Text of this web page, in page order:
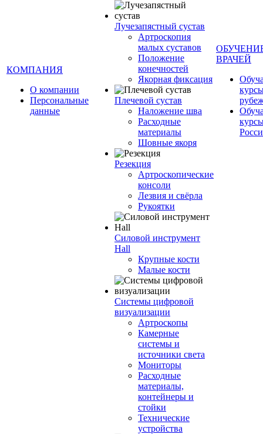
КОМПАНИЯ
О компании
Персональные
данные
Лучезапястный сустав
Артроскопия
малых суставов
Положение
конечностей
Якорная фиксация
Плечевой сустав
Наложение шва
Расходные
материалы
Шовные якоря
Резекция
Артроскопические
консоли
Лезвия и свёрла
Рукоятки
Силовой инструмент
Hall
Крупные кости
Малые кости
Системы цифровой
визуализации
Артроскопы
Камерные
системы и
источники света
Мониторы
Расходные
материалы,
контейнеры и
стойки
Технические
устройства
ВРАЧЕЙ